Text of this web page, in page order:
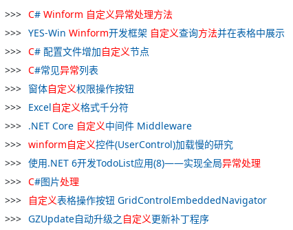
C# Winform 自定义异常处理方法
YES-Win Winform开发框架 自定义查询方法并在表格中展示
C# 配置文件增加自定义节点
C#常见异常列表
窗体自定义权限操作按钮
Excel自定义格式千分符
.NET Core 自定义中间件 Middleware
winform自定义控件(UserControl)加载慢的研究
使用.NET 6开发TodoList应用(8)——实现全局异常处理
C#图片处理
自定义表格操作按钮 GridControlEmbeddedNavigator
GZUpdate自动升级之 自定义更新补丁程序